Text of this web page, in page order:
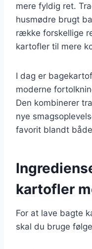
mere fyldig ret.
husmødre brugt
række forskellige
kartofler til mere
I dag er
moderne
Den kombinerer
nye
favorit blandt
kartofler
For at lave bagte
skal du bruge